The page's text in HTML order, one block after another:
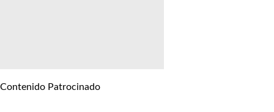
Contenido Patrocinado